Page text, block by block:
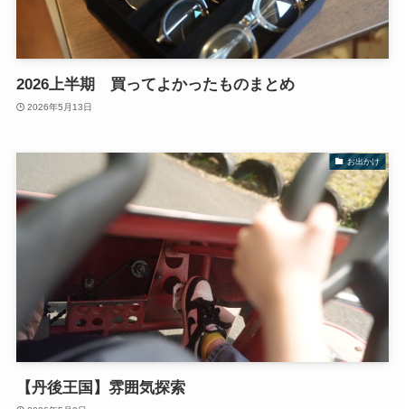
2026上半期 買ってよかったものまとめ
2026年5月13日
お出かけ
【丹後王国】雰囲気探索